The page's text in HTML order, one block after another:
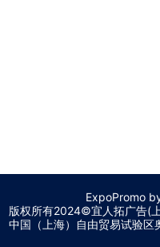
ExpoPromo
版权所有2024©宜人拓广告(
中国（上海）自由贸易试验